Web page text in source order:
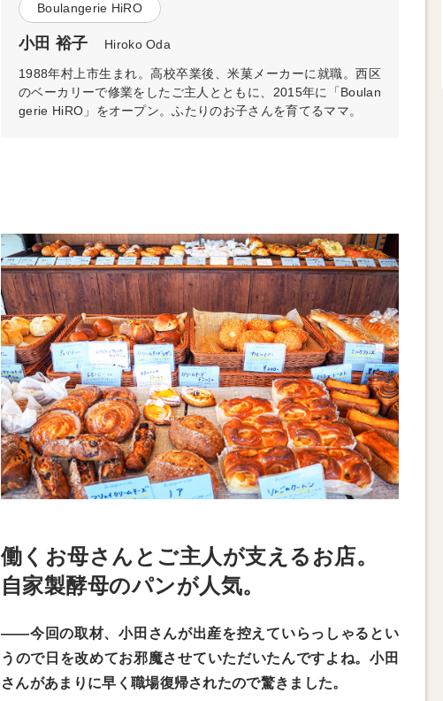
Boulangerie HiRO
小田 裕子 Hiroko Oda
1988年村上市生まれ。高校卒業後、米菓メーカーに就職。西区
のベーカリーで修業をしたご主人とともに、2015年に「Boulan
gerie HiRO」をオープン。ふたりのお子さんを育てるママ。
働くお母さんとご主人が支えるお店。
自家製酵母のパンが人気。
——今回の取材、小田さんが出産を控えていらっしゃるとい
うので日を改めてお邪魔させていただいたんですよね。小田
さんがあまりに早く職場復帰されたので驚きました。